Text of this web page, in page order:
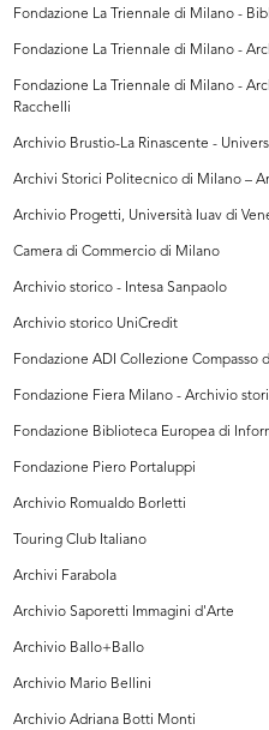
Fondazione La Triennale di Milano -
Fondazione La Triennale di Milano -
Fondazione La Triennale di Milano -
Racchelli
Archivio Brustio-La Rinascente -
Archivi Storici Politecnico di Milano –
Archivio Progetti, Università Iuav di
Camera di Commercio di Milano
Archivio storico - Intesa Sanpaolo
Archivio storico UniCredit
Fondazione ADI Collezione Compasso
Fondazione Fiera Milano - Archivio
Fondazione Biblioteca Europea di
Fondazione Piero Portaluppi
Archivio Romualdo Borletti
Touring Club Italiano
Archivi Farabola
Archivio Saporetti Immagini d'Arte
Archivio Ballo+Ballo
Archivio Mario Bellini
Archivio Adriana Botti Monti